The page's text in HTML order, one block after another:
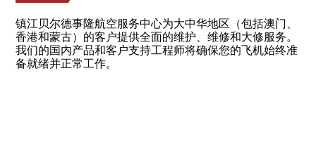
镇江贝尔德事隆航空服务中心为大中华地区（包括澳门、
香港和蒙古）的客户提供全面的维护、维修和大修服务。
我们的国内产品和客户支持工程师将确保您的飞机始终准
备就绪并正常工作。